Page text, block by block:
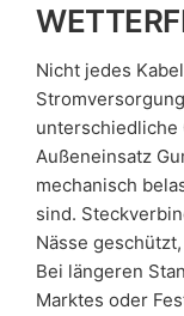
Nicht jedes
unterschiedliche
Außeneinsatz
mechanisch
sind.
Nässe
Bei längeren
Marktes oder